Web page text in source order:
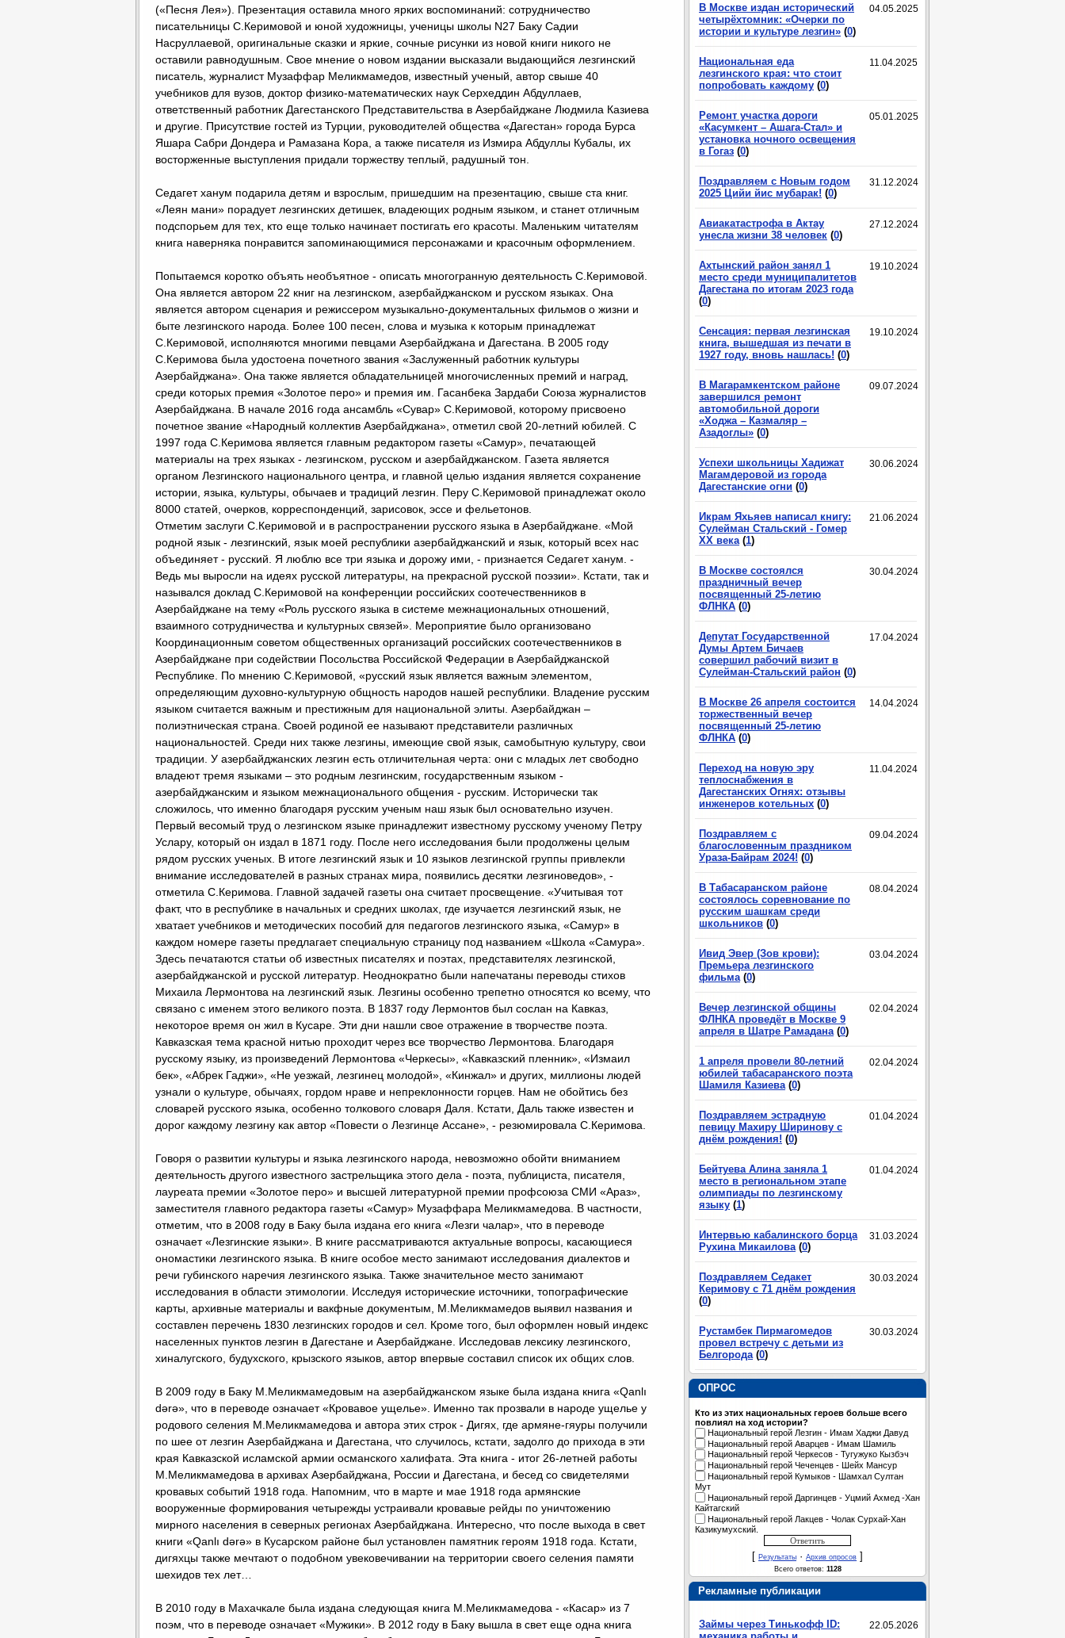
04.05.2025
В Москве издан исторический
четырёхтомник: «Очерки по
истории и культуре лезгин» (0)
11.04.2025
Национальная еда
лезгинского края: что стоит
попробовать каждому (0)
05.01.2025
Ремонт участка дороги
«Касумкент – Ашага-Стал» и
установка ночного освещения
в Гогаз (0)
31.12.2024
Поздравляем с Новым годом
2025 Цийи йис мубарак! (0)
27.12.2024
Авиакатастрофа в Актау
унесла жизни 38 человек (0)
19.10.2024
Ахтынский район занял 1
место среди муниципалитетов
Дагестана по итогам 2023 года
(0)
19.10.2024
Сенсация: первая лезгинская
книга, вышедшая из печати в
1927 году, вновь нашлась! (0)
09.07.2024
В Магарамкентском районе
завершился ремонт
автомобильной дороги
«Ходжа – Казмаляр –
Азадоглы» (0)
30.06.2024
Успехи школьницы Хадижат
Магамдеровой из города
Дагестанские огни (0)
21.06.2024
Икрам Яхьяев написал книгу:
Сулейман Стальский - Гомер
XX века (1)
30.04.2024
В Москве состоялся
праздничный вечер
посвященный 25-летию
ФЛНКА (0)
17.04.2024
Депутат Государственной
Думы Артем Бичаев
совершил рабочий визит в
Сулейман-Стальский район (0)
14.04.2024
В Москве 26 апреля состоится
торжественный вечер
посвященный 25-летию
ФЛНКА (0)
11.04.2024
Переход на новую эру
теплоснабжения в
Дагестанских Огнях: отзывы
инженеров котельных (0)
09.04.2024
Поздравляем с
благословенным праздником
Ураза-Байрам 2024! (0)
08.04.2024
В Табасаранском районе
состоялось соревнование по
русским шашкам среди
школьников (0)
03.04.2024
Ивид Эвер (Зов крови):
Премьера лезгинского
фильма (0)
02.04.2024
Вечер лезгинской общины
ФЛНКА проведёт в Москве 9
апреля в Шатре Рамадана (0)
02.04.2024
1 апреля провели 80-летний
юбилей табасаранского поэта
Шамиля Казиева (0)
01.04.2024
Поздравляем эстрадную
певицу Махиру Ширинову с
днём рождения! (0)
01.04.2024
Бейтуева Алина заняла 1
место в региональном этапе
олимпиады по лезгинскому
языку (1)
31.03.2024
Интервью кабалинского борца
Рухина Микаилова (0)
30.03.2024
Поздравляем Седакет
Керимову с 71 днём рождения
(0)
30.03.2024
Рустамбек Пирмагомедов
провел встречу с детьми из
Белгорода (0)
ОПРОС
Кто из этих национальных героев больше всего
повлиял на ход истории?
Национальный герой Лезгин - Имам Хаджи Давуд
Национальный герой Аварцев - Имам Шамиль
Национальный герой Черкесов - Тугужуко Кызбэч
Национальный герой Чеченцев - Шейх Мансур
Национальный герой Кумыков - Шамхал Султан
Мут
Национальный герой Даргинцев - Уцмий Ахмед -Хан
Кайтагский
Национальный герой Лакцев - Чолак Сурхай-Хан
Казикумухский.
[ Результаты · Архив опросов ]
Всего ответов: 1128
Рекламные публикации
22.05.2026
Займы через Тинькофф ID:
(«Песня Лея»). Презентация оставила много ярких воспоминаний: сотрудничество
писательницы С.Керимовой и юной художницы, ученицы школы N27 Баку Садии
Насруллаевой, оригинальные сказки и яркие, сочные рисунки из новой книги никого не
оставили равнодушным. Свое мнение о новом издании высказали выдающийся лезгинский
писатель, журналист Музаффар Меликмамедов, известный ученый, автор свыше 40
учебников для вузов, доктор физико-математических наук Серхеддин Абдуллаев,
ответственный работник Дагестанского Представительства в Азербайджане Людмила Казиева
и другие. Присутствие гостей из Турции, руководителей общества «Дагестан» города Бурса
Яшара Сабри Дондера и Рамазана Кора, а также писателя из Измира Абдуллы Кубалы, их
восторженные выступления придали торжеству теплый, радушный тон.
Седагет ханум подарила детям и взрослым, пришедшим на презентацию, свыше ста книг.
«Леян мани» порадует лезгинских детишек, владеющих родным языком, и станет отличным
подспорьем для тех, кто еще только начинает постигать его красоты. Маленьким читателям
книга наверняка понравится запоминающимися персонажами и красочным оформлением.
Попытаемся коротко объять необъятное - описать многогранную деятельность С.Керимовой.
Она является автором 22 книг на лезгинском, азербайджанском и русском языках. Она
является автором сценария и режиссером музыкально-документальных фильмов о жизни и
быте лезгинского народа. Более 100 песен, слова и музыка к которым принадлежат
С.Керимовой, исполняются многими певцами Азербайджана и Дагестана. В 2005 году
С.Керимова была удостоена почетного звания «Заслуженный работник культуры
Азербайджана». Она также является обладательницей многочисленных премий и наград,
среди которых премия «Золотое перо» и премия им. Гасанбека Зардаби Союза журналистов
Азербайджана. В начале 2016 года ансамбль «Сувар» С.Керимовой, которому присвоено
почетное звание «Народный коллектив Азербайджана», отметил свой 20-летний юбилей. С
1997 года С.Керимова является главным редактором газеты «Самур», печатающей
материалы на трех языках - лезгинском, русском и азербайджанском. Газета является
органом Лезгинского национального центра, и главной целью издания является сохранение
истории, языка, культуры, обычаев и традиций лезгин. Перу С.Керимовой принадлежат около
8000 статей, очерков, корреспонденций, зарисовок, эссе и фельетонов.
Отметим заслуги С.Керимовой и в распространении русского языка в Азербайджане. «Мой
родной язык - лезгинский, язык моей республики азербайджанский и язык, который всех нас
объединяет - русский. Я люблю все три языка и дорожу ими, - признается Седагет ханум. -
Ведь мы выросли на идеях русской литературы, на прекрасной русской поэзии». Кстати, так и
назывался доклад С.Керимовой на конференции российских соотечественников в
Азербайджане на тему «Роль русского языка в системе межнациональных отношений,
взаимного сотрудничества и культурных связей». Мероприятие было организовано
Координационным советом общественных организаций российских соотечественников в
Азербайджане при содействии Посольства Российской Федерации в Азербайджанской
Республике. По мнению С.Керимовой, «русский язык является важным элементом,
определяющим духовно-культурную общность народов нашей республики. Владение русским
языком считается важным и престижным для национальной элиты. Азербайджан –
полиэтническая страна. Своей родиной ее называют представители различных
национальностей. Среди них также лезгины, имеющие свой язык, самобытную культуру, свои
традиции. У азербайджанских лезгин есть отличительная черта: они с младых лет свободно
владеют тремя языками – это родным лезгинским, государственным языком -
азербайджанским и языком межнационального общения - русским. Исторически так
сложилось, что именно благодаря русским ученым наш язык был основательно изучен.
Первый весомый труд о лезгинском языке принадлежит известному русскому ученому Петру
Услару, который он издал в 1871 году. После него исследования были продолжены целым
рядом русских ученых. В итоге лезгинский язык и 10 языков лезгинской группы привлекли
внимание исследователей в разных странах мира, появились десятки лезгиноведов», -
отметила С.Керимова. Главной задачей газеты она считает просвещение. «Учитывая тот
факт, что в республике в начальных и средних школах, где изучается лезгинский язык, не
хватает учебников и методических пособий для педагогов лезгинского языка, «Самур» в
каждом номере газеты предлагает специальную страницу под названием «Школа «Самура».
Здесь печатаются статьи об известных писателях и поэтах, представителях лезгинской,
азербайджанской и русской литератур. Неоднократно были напечатаны переводы стихов
Михаила Лермонтова на лезгинский язык. Лезгины особенно трепетно относятся ко всему, что
связано с именем этого великого поэта. В 1837 году Лермонтов был сослан на Кавказ,
некоторое время он жил в Кусаре. Эти дни нашли свое отражение в творчестве поэта.
Кавказская тема красной нитью проходит через все творчество Лермонтова. Благодаря
русскому языку, из произведений Лермонтова «Черкесы», «Кавказский пленник», «Измаил
бек», «Абрек Гаджи», «Не уезжай, лезгинец молодой», «Кинжал» и других, миллионы людей
узнали о культуре, обычаях, гордом нраве и непреклонности горцев. Нам не обойтись без
словарей русского языка, особенно толкового словаря Даля. Кстати, Даль также известен и
дорог каждому лезгину как автор «Повести о Лезгинце Ассане», - резюмировала С.Керимова.
Говоря о развитии культуры и языка лезгинского народа, невозможно обойти вниманием
деятельность другого известного застрельщика этого дела - поэта, публициста, писателя,
лауреата премии «Золотое перо» и высшей литературной премии профсоюза СМИ «Араз»,
заместителя главного редактора газеты «Самур» Музаффара Меликмамедова. В частности,
отметим, что в 2008 году в Баку была издана его книга «Лезги чалар», что в переводе
означает «Лезгинские языки». В книге рассматриваются актуальные вопросы, касающиеся
ономастики лезгинского языка. В книге особое место занимают исследования диалектов и
речи губинского наречия лезгинского языка. Также значительное место занимают
исследования в области этимологии. Исследуя исторические источники, топографические
карты, архивные материалы и вакфные документым, М.Меликмамедов выявил названия и
составлен перечень 1830 лезгинских городов и сел. Кроме того, был оформлен новый индекс
населенных пунктов лезгин в Дагестане и Азербайджане. Исследовав лексику лезгинского,
хиналугского, будухского, крызского языков, автор впервые составил список их общих слов.
В 2009 году в Баку М.Меликмамедовым на азербайджанском языке была издана книга «Qanlı
dərə», что в переводе означает «Кровавое ущелье». Именно так прозвали в народе ущелье у
родового селения М.Меликмамедова и автора этих строк - Дигях, где армяне-гяуры получили
по шее от лезгин Азербайджана и Дагестана, что случилось, кстати, задолго до прихода в эти
края Кавказской исламской армии османского халифата. Эта книга - итог 26-летней работы
М.Меликмамедова в архивах Азербайджана, России и Дагестана, и бесед со свидетелями
кровавых событий 1918 года. Напомним, что в марте и мае 1918 года армянские
вооруженные формирования четырежды устраивали кровавые рейды по уничтожению
мирного населения в северных регионах Азербайджана. Интересно, что после выхода в свет
книги «Qanlı dərə» в Кусарском районе был установлен памятник героям 1918 года. Кстати,
дигяхцы также мечтают о подобном увековечивании на территории своего селения памяти
шехидов тех лет…
В 2010 году в Махачкале была издана следующая книга М.Меликмамедова - «Касар» из 7
поэм, что в переводе означает «Мужики». В 2012 году в Баку вышла в свет еще одна книга